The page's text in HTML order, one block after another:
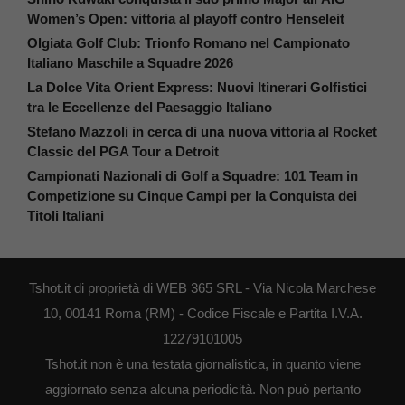
Women’s Open: vittoria al playoff contro Henseleit
Olgiata Golf Club: Trionfo Romano nel Campionato
Italiano Maschile a Squadre 2026
La Dolce Vita Orient Express: Nuovi Itinerari Golfistici
tra le Eccellenze del Paesaggio Italiano
Stefano Mazzoli in cerca di una nuova vittoria al Rocket
Classic del PGA Tour a Detroit
Campionati Nazionali di Golf a Squadre: 101 Team in
Competizione su Cinque Campi per la Conquista dei
Titoli Italiani
Tshot.it di proprietà di WEB 365 SRL - Via Nicola Marchese
10, 00141 Roma (RM) - Codice Fiscale e Partita I.V.A.
12279101005
Tshot.it non è una testata giornalistica, in quanto viene
aggiornato senza alcuna periodicità. Non può pertanto